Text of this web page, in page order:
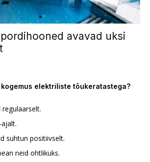
avavad uksi
elektriliste tõukeratastega?
regulaarselt.
suhtun positiivselt.
neid ohtlikuks.